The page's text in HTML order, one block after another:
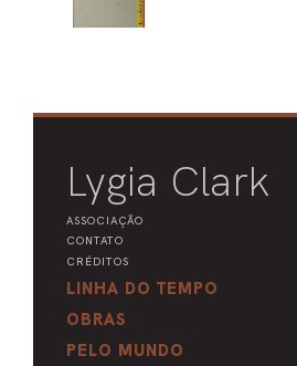
Lygia Clark
ASSOCIAÇÃO
CONTATO
CRÉDITOS
LINHA DO TEMPO
OBRAS
PELO MUNDO